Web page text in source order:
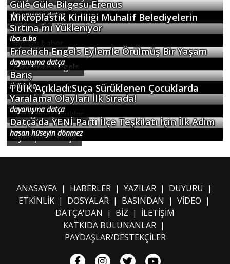
Yaralama Olayları İlk Sırada!
dayanışma datça
#yen parti datça
Datça’da YENİ Parti İlçe Teşkilatı İçin İlk Adım
ANASAYFA|HABERLER |YAZILAR|DUYURU
|
|DOSYALAR|BASINDAN
DATÇA'DAN|BİZ|İLETİŞİM
KATKIDA BULUNANLAR
PAYDAŞLAR/DESTEKÇİLER